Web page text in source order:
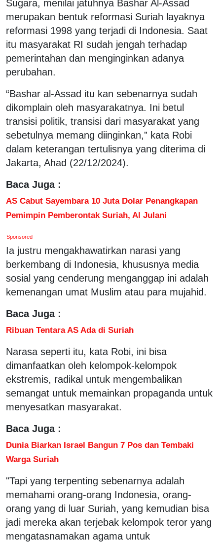
Sugara, menilai jatuhnya Bashar Al-Assad
merupakan bentuk reformasi Suriah layaknya
reformasi 1998 yang terjadi di Indonesia. Saat
itu masyarakat RI sudah jengah terhadap
pemerintahan dan menginginkan adanya
perubahan.
“Bashar al-Assad itu kan sebenarnya sudah
dikomplain oleh masyarakatnya. Ini betul
transisi politik, transisi dari masyarakat yang
sebetulnya memang diinginkan,” kata Robi
dalam keterangan tertulisnya yang diterima di
Jakarta, Ahad (22/12/2024).
Baca Juga :
AS Cabut Sayembara 10 Juta Dolar Penangkapan
Pemimpin Pemberontak Suriah, Al Julani
Sponsored
Ia justru mengakhawatirkan narasi yang
berkembang di Indonesia, khususnya media
sosial yang cenderung menganggap ini adalah
kemenangan umat Muslim atau para mujahid.
Baca Juga :
Ribuan Tentara AS Ada di Suriah
Narasa seperti itu, kata Robi, ini bisa
dimanfaatkan oleh kelompok-kelompok
ekstremis, radikal untuk mengembalikan
semangat untuk memainkan propaganda untuk
menyesatkan masyarakat.
Baca Juga :
Dunia Biarkan Israel Bangun 7 Pos dan Tembaki
Warga Suriah
"Tapi yang terpenting sebenarnya adalah
memahami orang-orang Indonesia, orang-
orang yang di luar Suriah, yang kemudian bisa
jadi mereka akan terjebak kelompok teror yang
mengatasnamakan agama untuk